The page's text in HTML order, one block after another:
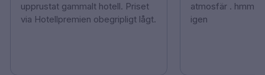
upprustat gammalt hotell. Priset
via Hotellpremien obegripligt lågt.
atmosfär . hmm
igen